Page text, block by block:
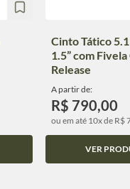
Cinto Tático
1.5” com
Release
A partir de:
R$ 790,00
ou em até 10x de R$
VER